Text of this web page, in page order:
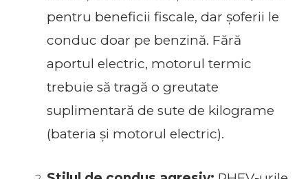
pentru beneficii fiscale, dar șoferii le
conduc doar pe benzină. Fără
aportul electric, motorul termic
trebuie să tragă o greutate
suplimentară de sute de kilograme
(bateria și motorul electric).